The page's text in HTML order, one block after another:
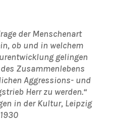
der Menschenart
ob und in welchem
gelingen
Zusammenlebens
Aggressions- und
Herr zu werden.“
in der Kultur, Leipzig
1930